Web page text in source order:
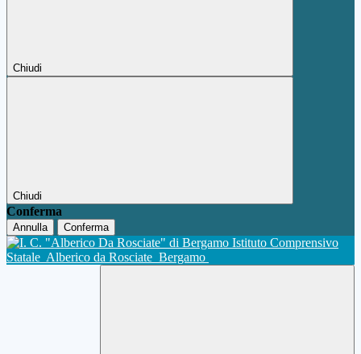
Chiudi
Chiudi
Conferma
Annulla Conferma
Istituto Comprensivo
Statale Alberico da Rosciate Bergamo